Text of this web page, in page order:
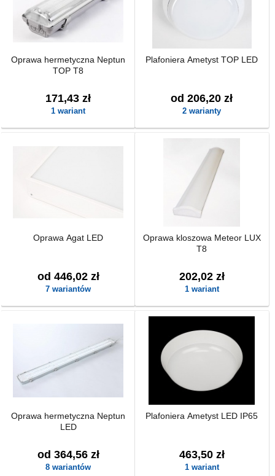
Oprawa hermetyczna Neptun
TOP T8
171,43 zł
1 wariant
Plafoniera Ametyst TOP LED
od 206,20 zł
2 warianty
Oprawa Agat LED
od 446,02 zł
7 wariantów
Oprawa kloszowa Meteor LUX
T8
202,02 zł
1 wariant
Oprawa hermetyczna Neptun
LED
od 364,56 zł
8 wariantów
Plafoniera Ametyst LED IP65
463,50 zł
1 wariant